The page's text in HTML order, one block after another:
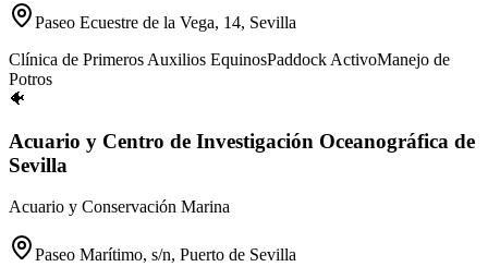
Paseo Ecuestre de la Vega, 14, Sevilla
Clínica de Primeros Auxilios EquinosPaddock ActivoManejo de
Potros
🐠
Acuario y Centro de Investigación Oceanográfica de
Sevilla
Acuario y Conservación Marina
Paseo Marítimo, s/n, Puerto de Sevilla